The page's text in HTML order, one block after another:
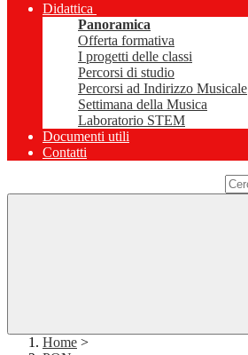
Didattica
Panoramica
Offerta formativa
I progetti delle classi
Percorsi di studio
Percorsi ad Indirizzo Musicale
Settimana della Musica
Laboratorio STEM
Documenti utili
Contatti
Home >